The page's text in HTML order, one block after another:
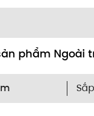
phẩm Ngoài